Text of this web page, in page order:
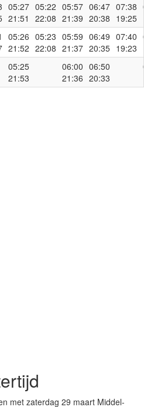
05:27
21:51
05:22
22:08
05:57
21:39
06:47
20:38
07:38
19:25
05:26
21:52
05:23
22:08
05:59
21:37
06:49
20:35
07:40
19:23
05:25
21:53
06:00
21:36
06:50
20:33
met zaterdag 29 maart Middel-